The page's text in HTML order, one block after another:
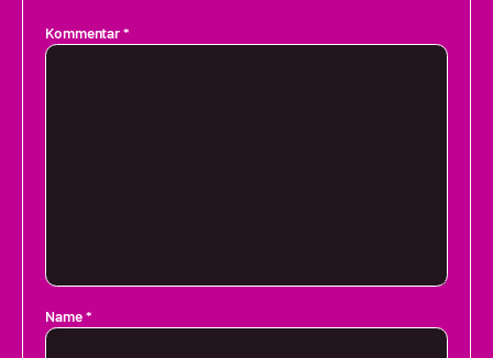
Kommentar*
Name*